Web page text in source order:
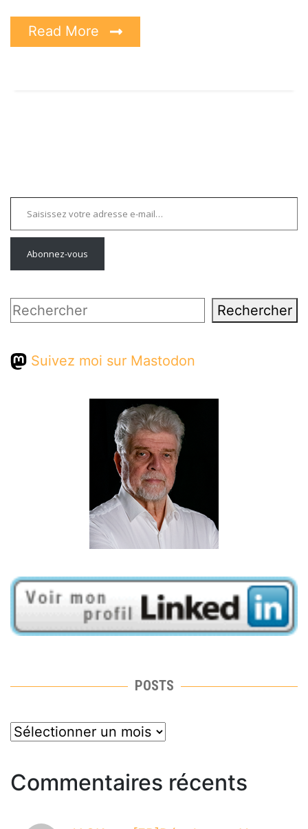
Read More
Saisissez votre adresse e-mail…
Abonnez-vous
Rechercher Rechercher
Suivez moi sur Mastodon
POSTS
posts
Commentaires récents